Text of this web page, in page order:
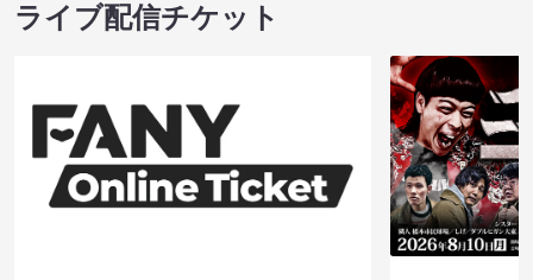
ライブ配信チケット